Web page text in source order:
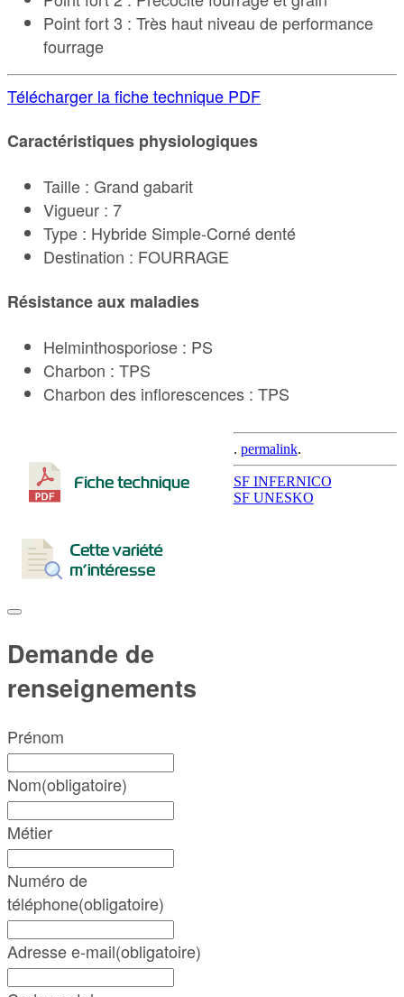
Point fort 3 : Très haut niveau de performance
fourrage
Télécharger la fiche technique PDF
Caractéristiques physiologiques
Taille : Grand gabarit
Vigueur : 7
Type : Hybride Simple-Corné denté
Destination : FOURRAGE
Résistance aux maladies
Helminthosporiose : PS
Charbon : TPS
Charbon des inflorescences : TPS
Demande de
renseignements
Prénom
Nom(obligatoire)
Métier
Numéro de
téléphone(obligatoire)
Adresse e-mail(obligatoire)
. permalink.
Post
navigation
SF INFERNICO
SF UNESKO